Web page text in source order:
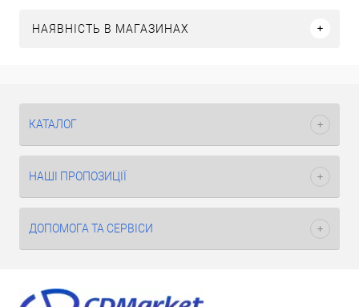
НАЯВНІСТЬ В МАГАЗИНАХ
КАТАЛОГ
НАШІ ПРОПОЗИЦІЇ
ДОПОМОГА ТА СЕРВІСИ